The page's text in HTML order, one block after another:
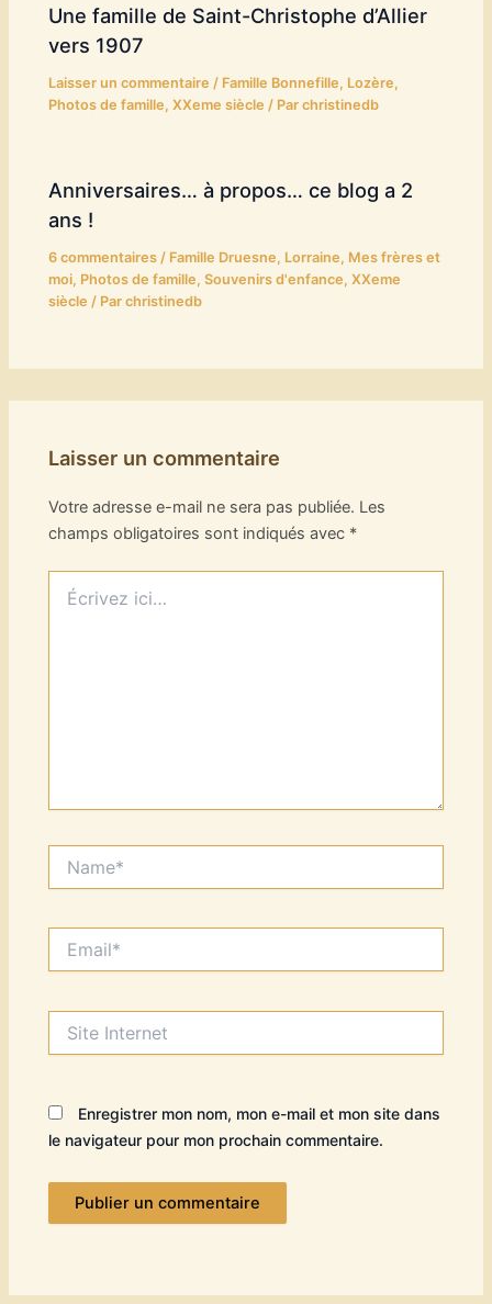
Une famille de Saint-Christophe d’Allier
vers 1907
Laisser un commentaire / Famille Bonnefille, Lozère,
Photos de famille,XXeme siècle / Parchristinedb
Anniversaires… à propos… ce blog a 2
ans !
6 commentaires / Famille Druesne, Lorraine, Mes frères et
moi, Photos de famille,Souvenirs d'enfance,XXeme
siècle / Parchristinedb
Laisser un commentaire
Votre adresse e-mail ne sera pas publiée. Les
champs obligatoires sont indiqués avec *
ici…
Internet
Enregistrer mon nom, mon e-mail et mon site dans
le navigateur pour mon prochain commentaire.